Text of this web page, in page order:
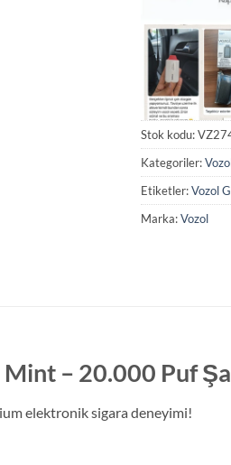
Stok kodu:
Kategoriler:
Etiketler:Vozol
Marka:Vozol
– 20.000 Puf
elektronik sigara deneyimi!